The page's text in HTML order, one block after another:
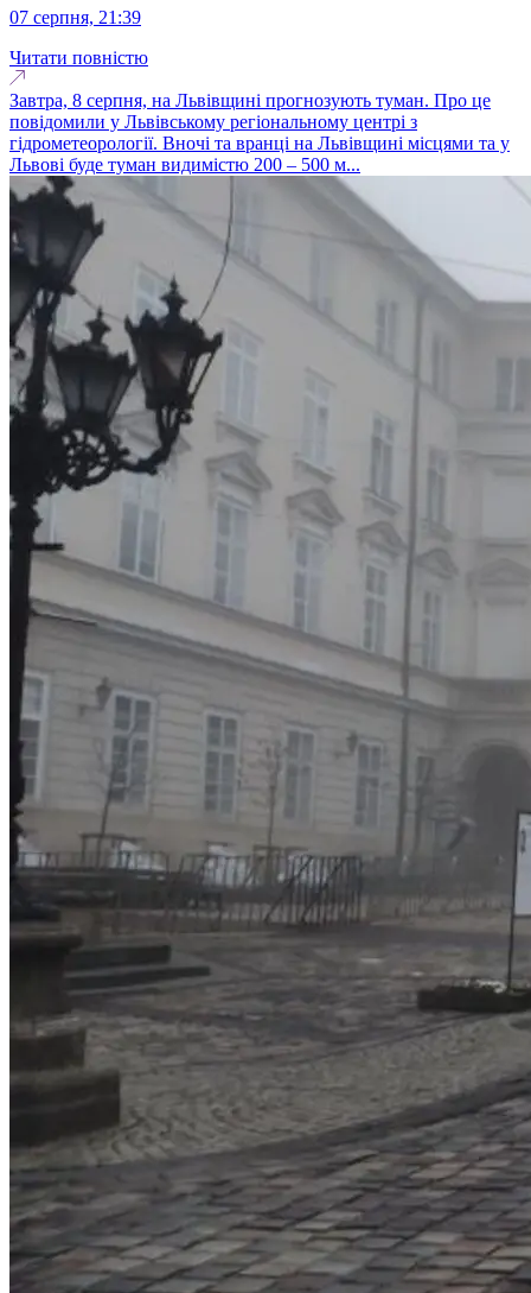
07 серпня, 21:39
Читати повністю
Завтра, 8 серпня, на Львівщині прогнозують туман. Про це
повідомили у Львівському регіональному центрі з
гідрометеорології. Вночі та вранці на Львівщині місцями та у
Львові буде туман видимістю 200 – 500 м...